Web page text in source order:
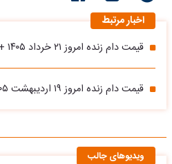
اخبار مرتبط
قیمت دام زنده امروز ۲۱ خرداد ۱۴۰۵ + جدول
قیمت دام زنده امروز ۱۹ اردیبهشت ۱۴۰۵ + جدول
ویدیوهای جالب